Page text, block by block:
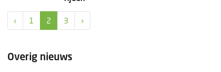
‹ 1 2 3 ›
Overig nieuws